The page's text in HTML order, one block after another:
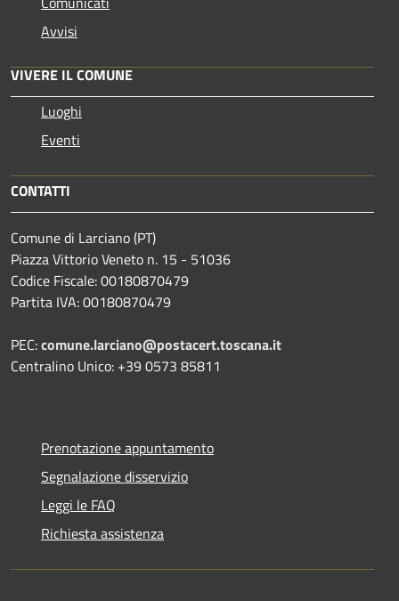
Avvisi
VIVERE IL COMUNE
Luoghi
Eventi
CONTATTI
Comune di Larciano (PT)
Piazza Vittorio Veneto n. 15 - 51036
Codice Fiscale: 00180870479
Partita IVA: 00180870479
PEC:comune.larciano@postacert.toscana.it
Centralino Unico: +39 0573 85811
Prenotazione appuntamento
Segnalazione disservizio
Leggi le FAQ
Richiesta assistenza